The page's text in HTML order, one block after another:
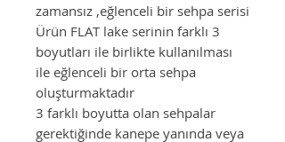
zamansız ,eğlenceli bir sehpa serisi
Ürün FLAT lake serinin farklı 3
boyutları ile birlikte kullanılması
ile eğlenceli bir orta sehpa
oluşturmaktadır
3 farklı boyutta olan sehpalar
gerektiğinde kanepe yanında veya